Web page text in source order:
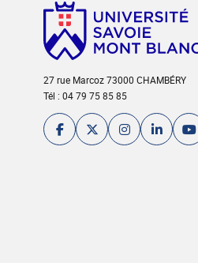
27 rue Marcoz 73000 CHAMBÉRY
Tél : 04 79 75 85 85